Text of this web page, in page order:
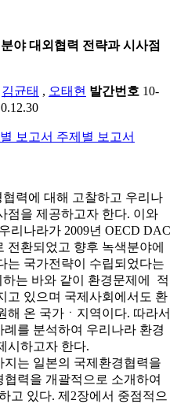
야 대외협력 전략과 시사점
김균태 , 오태현 발간번호 10-
보고서 주제별 보고서
력에 대해 고찰하고 우리나
점을 제공하고자 한다. 이와
리나라가 2009년 OECD DAC
전환되었고 향후 녹색분야에
는 국가전략이 수립되었다는
는 바와 같이 환경문제에 적
고 있으며 국제사회에서도 환
해 온 국가ㆍ지역이다. 따라서
를 분석하여 우리나라 환경
시하고자 한다.
는 일본의 국제환경협력을
력을 개괄적으로 소개하여
고 있다. 제2장에서 중점적으